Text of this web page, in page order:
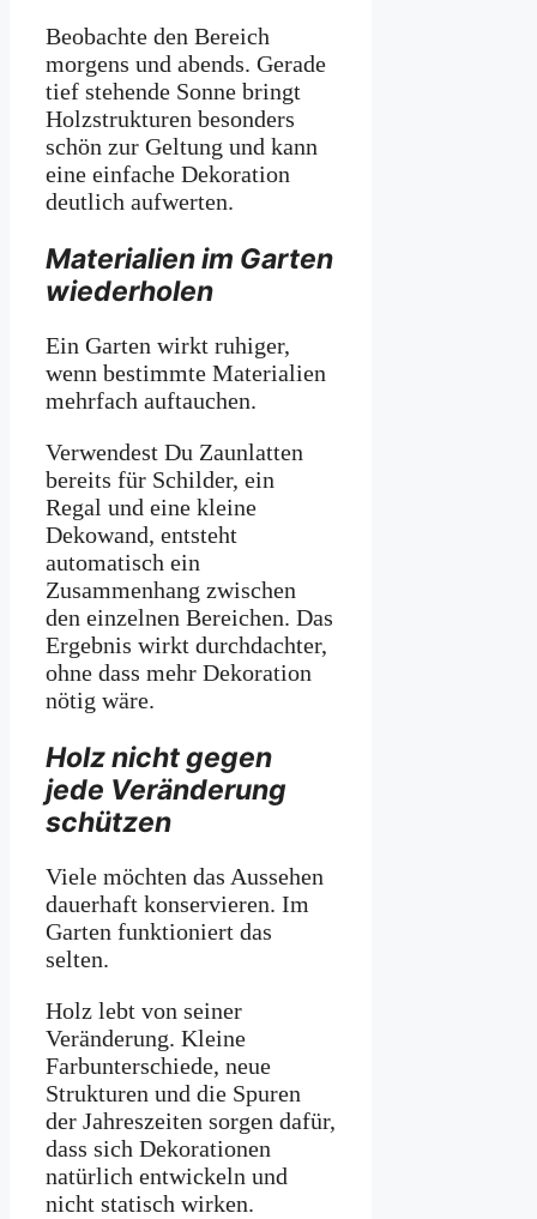
Beobachte den Bereich
morgens und abends. Gerade
tief stehende Sonne bringt
Holzstrukturen besonders
schön zur Geltung und kann
eine einfache Dekoration
deutlich aufwerten.
Materialien im Garten
wiederholen
Ein Garten wirkt ruhiger,
wenn bestimmte Materialien
mehrfach auftauchen.
Verwendest Du Zaunlatten
bereits für Schilder, ein
Regal und eine kleine
Dekowand, entsteht
automatisch ein
Zusammenhang zwischen
den einzelnen Bereichen. Das
Ergebnis wirkt durchdachter,
ohne dass mehr Dekoration
nötig wäre.
Holz nicht gegen
jede Veränderung
schützen
Viele möchten das Aussehen
dauerhaft konservieren. Im
Garten funktioniert das
selten.
Holz lebt von seiner
Veränderung. Kleine
Farbunterschiede, neue
Strukturen und die Spuren
der Jahreszeiten sorgen dafür,
dass sich Dekorationen
natürlich entwickeln und
nicht statisch wirken.